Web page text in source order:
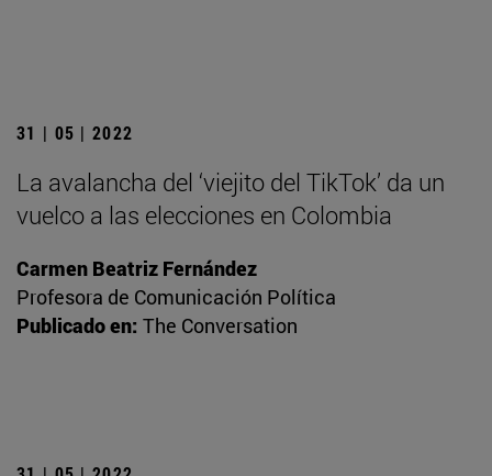
31 | 05 | 2022
La avalancha del ‘viejito del TikTok’ da un
vuelco a las elecciones en Colombia
Carmen Beatriz Fernández
Profesora de Comunicación Política
Publicado en: The Conversation